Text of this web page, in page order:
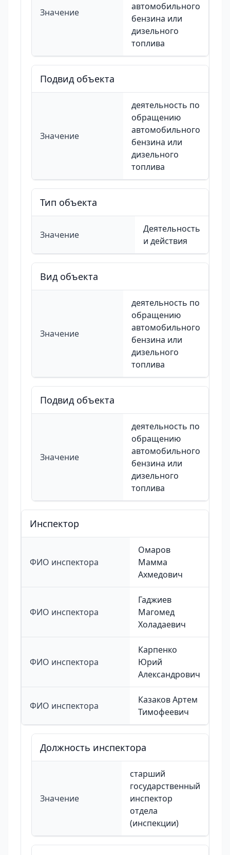
Значение
автомобильного
бензина или
дизельного
топлива
Подвид объекта
Значение
деятельность по
обращению
автомобильного
бензина или
дизельного
топлива
Тип объекта
Значение
Деятельность
и действия
Вид объекта
Значение
деятельность по
обращению
автомобильного
бензина или
дизельного
топлива
Подвид объекта
Значение
деятельность по
обращению
автомобильного
бензина или
дизельного
топлива
Инспектор
ФИО инспектора
Омаров
Мамма
Ахмедович
ФИО инспектора
Гаджиев
Магомед
Холадаевич
ФИО инспектора
Карпенко
Юрий
Александрович
ФИО инспектора
Казаков Артем
Тимофеевич
Должность инспектора
Значение
старший
государственный
инспектор
отдела
(инспекции)